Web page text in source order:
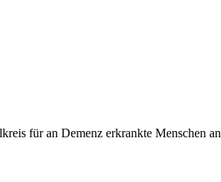
für an Demenz erkrankte Menschen